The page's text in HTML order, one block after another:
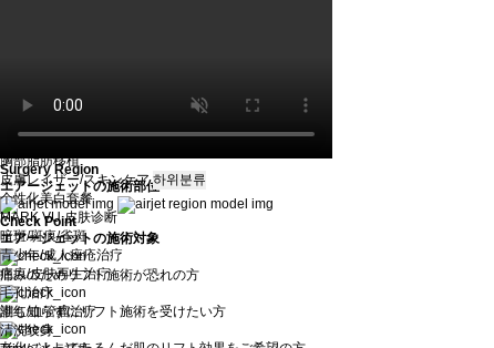
胸部下垂矫正术
胸部填充
胸部脂肪移植
皮膚レイザー/スキンケア 하위분류
个性化美白套餐
MARK VU 皮肤诊断
暗斑/斑痕/雀斑
青少年/成人痤疮治疗
疤痕/皮肤再生治疗
毛孔治疗
潮红/血管瘤治疗
清洗纹身
Surgery Region
エアージェットの施術部位
Check Point
エアージェットの施術対象
痛みのためリフト施術が恐れの方
誰も知らずにリフト施術を受けたい方